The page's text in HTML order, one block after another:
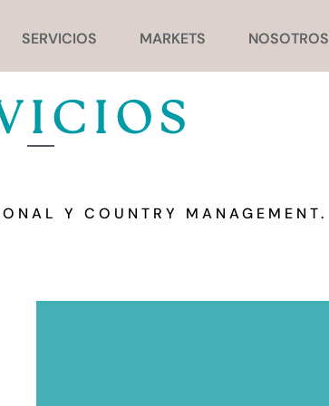
SERVICIOS MARKETS NOSOTROS
Y COUNTRY MANAGEMENT.